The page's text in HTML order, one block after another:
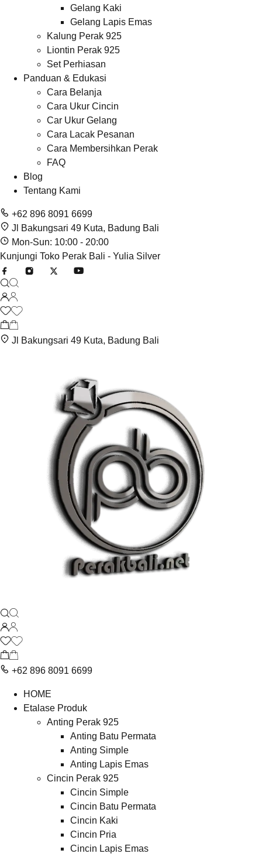
Gelang Kaki
Gelang Lapis Emas
Kalung Perak 925
Liontin Perak 925
Set Perhiasan
Panduan & Edukasi
Cara Belanja
Cara Ukur Cincin
Car Ukur Gelang
Cara Lacak Pesanan
Cara Membersihkan Perak
FAQ
Blog
Tentang Kami
+62 896 8091 6699
Jl Bakungsari 49 Kuta, Badung Bali
Mon-Sun: 10:00 - 20:00
Kunjungi Toko Perak Bali - Yulia Silver
Jl Bakungsari 49 Kuta, Badung Bali
+62 896 8091 6699
HOME
Etalase Produk
Anting Perak 925
Anting Batu Permata
Anting Simple
Anting Lapis Emas
Cincin Perak 925
Cincin Simple
Cincin Batu Permata
Cincin Kaki
Cincin Pria
Cincin Lapis Emas